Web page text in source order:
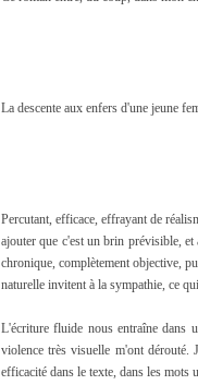
La descente aux enfers d'une jeune
Percutant, efficace, effrayant de
ajouter que c'est un brin prévisible, et
chronique, complètement objective,
naturelle invitent à la sympathie, ce
L'écriture fluide nous entraîne dans
violence très visuelle m'ont dérouté.
efficacité dans le texte, dans les mots